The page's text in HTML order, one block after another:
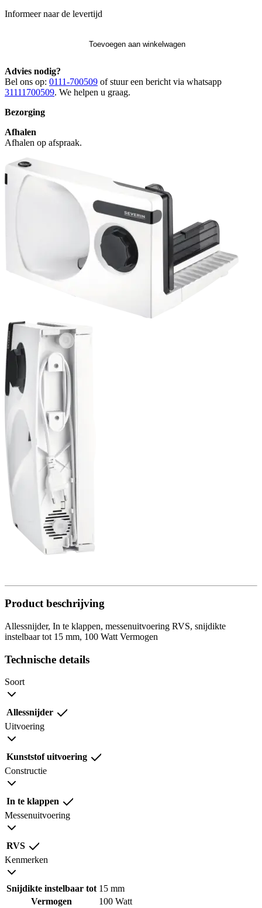
Informeer naar de levertijd
Toevoegen aan winkelwagen
Advies nodig?
Bel ons op: 0111-700509 of stuur een bericht via whatsapp
31111700509. We helpen u graag.
Bezorging
Afhalen
Afhalen op afspraak.
Product beschrijving
Allessnijder, In te klappen, messenuitvoering RVS, snijdikte
instelbaar tot 15 mm, 100 Watt Vermogen
Technische details
Soort
Allessnijder
Uitvoering
Kunststof uitvoering
Constructie
In te klappen
Messenuitvoering
RVS
Kenmerken
Snijdikte instelbaar tot 15 mm
Vermogen
100 Watt